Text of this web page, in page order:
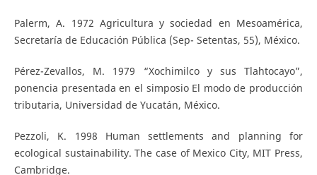
Palerm, A. 1972 Agricultura y sociedad en Mesoamérica,
Secretaría de Educación Pública (Sep- Setentas, 55), México.
Pérez-Zevallos, M. 1979 “Xochimilco y sus Tlahtocayo”,
ponencia presentada en el simposio El modo de producción
tributaria, Universidad de Yucatán, México.
Pezzoli, K. 1998 Human settlements and planning for
ecological sustainability. The case of Mexico City, MIT Press,
Cambridge.